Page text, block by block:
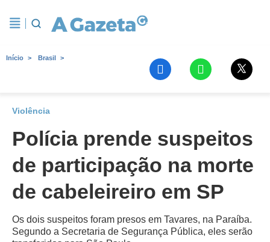
Início Brasil
Violência
Polícia prende suspeitos
de participação na morte
de cabeleireiro em SP
Os dois suspeitos foram presos em Tavares, na Paraíba.
Segundo a Secretaria de Segurança Pública, eles serão